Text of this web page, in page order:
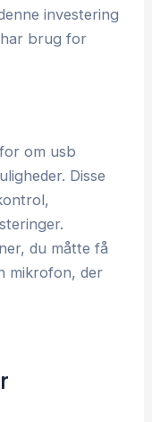
investering
brug for
om usb
Disse
du måtte få
mikrofon, der